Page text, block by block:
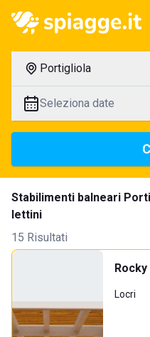
Portigliola
Seleziona date
Stabilimenti balneari
lettini
15 Risultati
Locri